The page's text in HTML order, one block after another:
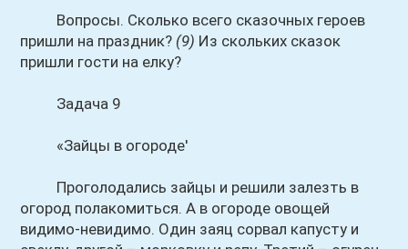
Вопросы. Сколько всего сказочных героев
пришли на праздник? (9) Из скольких сказок
пришли гости на елку?
Задача 9
«Зайцы в огороде'
Проголодались зайцы и решили залезть в
огород полакомиться. А в огороде овощей
видимо-невидимо. Один заяц сорвал капусту и